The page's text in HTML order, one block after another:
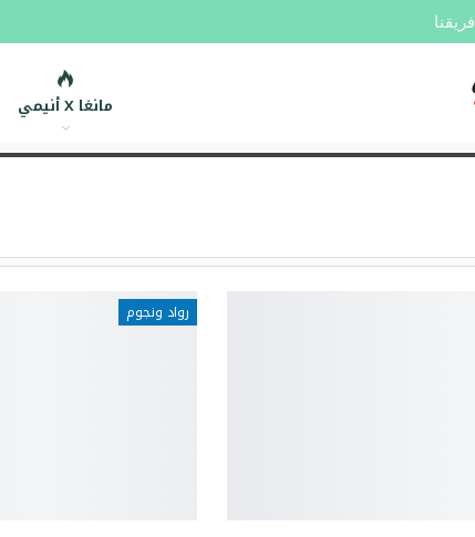
فريقنا
مانغا X أنيمي
رواد ونجوم